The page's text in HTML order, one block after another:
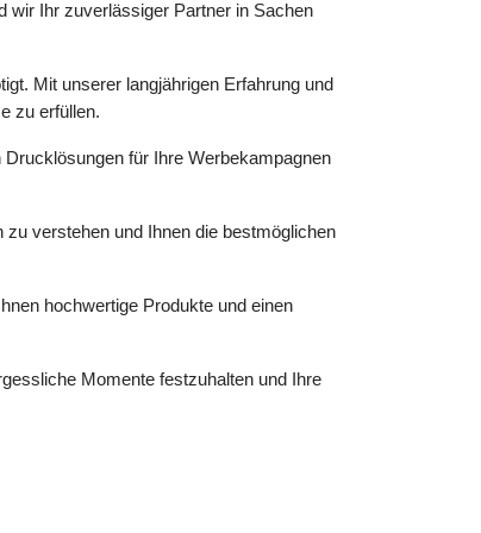
wir Ihr zuverlässiger Partner in Sachen
Mit unserer langjährigen Erfahrung und
zu erfüllen.
für Ihre Werbekampagnen
verstehen und Ihnen die bestmöglichen
hochwertige Produkte und einen
Momente festzuhalten und Ihre